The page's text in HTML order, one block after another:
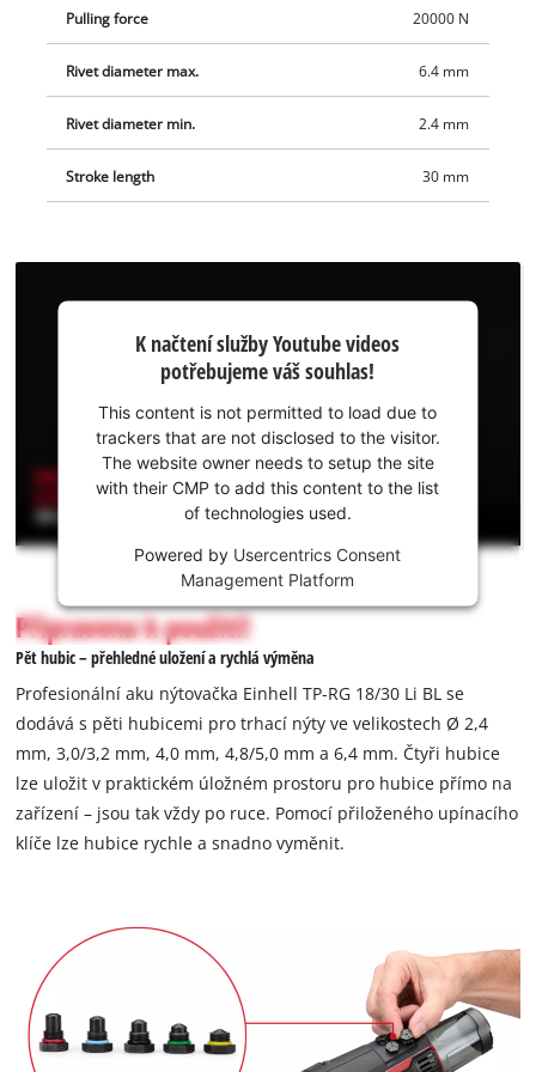
Jsou dostupné samostatně, například jako praktická startovní
Pulling force 20000 N
Rivet diameter max. 6.4 mm
Rivet diameter min. 2.4 mm
Stroke length 30 mm
potřebujeme
váš souhlas!
This
not
load
due
trackers
that
are
not
disclosed
the
owner
needs
to
setup
the
K načtení služby Youtube videos
potřebujeme váš souhlas!
This content is not permitted to load due to
trackers that are not disclosed to the visitor.
The website owner needs to setup the site
with their CMP to add this content to the list
of technologies used.
Powered by Usercentrics Consent
Management Platform
Připravena k použití!
Pět hubic – přehledné uložení a rychlá výměna
Profesionální aku nýtovačka Einhell TP-RG 18/30 Li BL se
dodává s pěti hubicemi pro trhací nýty ve velikostech Ø 2,4
mm, 3,0/3,2 mm, 4,0 mm, 4,8/5,0 mm a 6,4 mm. Čtyři hubice
lze uložit v praktickém úložném prostoru pro hubice přímo na
zařízení – jsou tak vždy po ruce. Pomocí přiloženého upínacího
klíče lze hubice rychle a snadno vyměnit.